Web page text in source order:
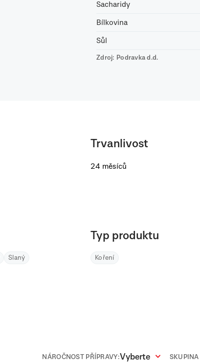
Sacharidy
Bílkovina
Sůl
Zdroj: Podravka d.d.
Trvanlivost
24 měsíců
Slaný
Typ produktu
Koření
NÁROČNOST PŘÍPRAVY:Vyberte